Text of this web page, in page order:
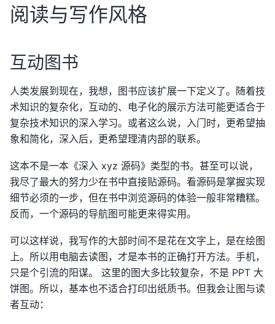
阅读与写作风格
互动图书
人类发展到现在，我想，图书应该扩展一下定义了。随着技
术知识的复杂化，互动的、电子化的展示方法可能更适合于
复杂技术知识的深入学习。或者这么说，入门时，更希望抽
象和简化，深入后，更希望理清内部的联系。
这本不是一本《深入 xyz 源码》类型的书。甚至可以说，
我尽了最大的努力少在书中直接贴源码。看源码是掌握实现
细节必须的一步，但在书中浏览源码的体验一般非常糟糕。
反而，一个源码的导航图可能更来得实用。
可以这样说，我写作的大部时间不是花在文字上，是在绘图
上。所以用电脑去读图，才是本书的正确打开方法。手机，
只是个引流的阳谋。 这里的图大多比较复杂，不是 PPT 大
饼图。所以，基本也不适合打印出纸质书。但我会让图与读
者互动：